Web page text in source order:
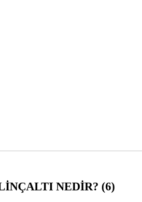
NEDİR? (6)